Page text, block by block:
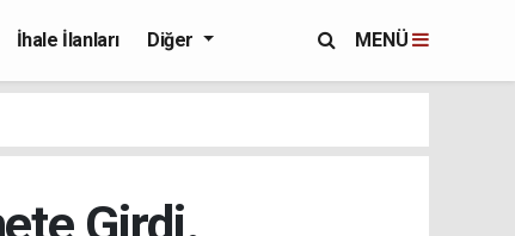
İhale İlanları
Diğer MENÜ
Girdi.